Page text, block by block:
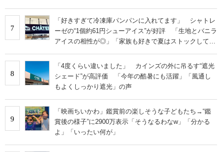
7
「好きすぎて冷凍庫パンパンに入れてます」 シャトレ
ーゼの“1個約61円シューアイス”が好評 「生地とバニラ
アイスの相性が◎」「家族も好きで夏はストックして
8
「4度くらい違いました」 カインズの外に吊るす“遮光
シェード”が高評価 「今年の酷暑にも活躍」「風通し
もよくしっかり遮光」の声
9
「映画ちいかわ」鑑賞前の楽しそうな子どもたち→“鑑
賞後の様子”に2900万表示「そうなるわなw」「分かる
よ」「いったい何が」